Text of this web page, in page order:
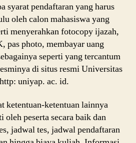
syarat pendaftaran yang harus
oleh calon mahasiswa yang
menyerahkan fotocopy ijazah,
pas photo, membayar uang
seperti yang tercantum
di situs resmi Universitas
uniyap. ac. id.
ketentuan-ketentuan lainnya
peserta secara baik dan
jadwal tes, jadwal pendaftaran